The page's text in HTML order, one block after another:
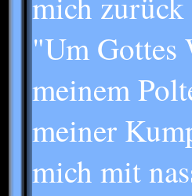
"Um Gottes
meinem
meiner
mich mit